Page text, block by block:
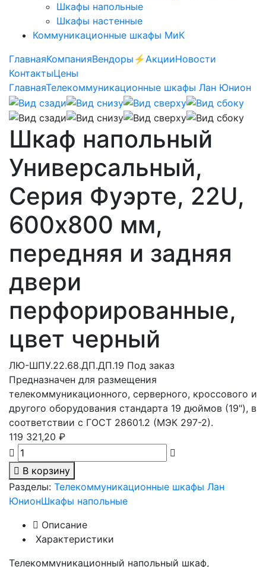
Шкафы напольные
Шкафы настенные
Коммуникационные шкафы МиК
ГлавнаяКомпанияВендоры ⚡️АкцииНовости
КонтактыЦены
ГлавнаяТелекоммуникационные шкафы Лан Юнион
Шкаф напольный
Универсальный,
Серия Фуэрте, 22U,
600х800 мм,
передняя и задняя
двери
перфорированные,
цвет черный
ЛЮ-ШПУ.22.68.ДП.ДП.19 Под заказ
Предназначен для размещения
телекоммуникационного, серверного, кроссового и
другого оборудования стандарта 19 дюймов (19"), в
соответствии с ГОСТ 28601.2 (МЭК 297-2).
119 321,20 ₽
В корзину
Разделы: Телекоммуникационные шкафы Лан
ЮнионШкафы напольные
Описание
Характеристики
Телекоммуникационный напольный шкаф,